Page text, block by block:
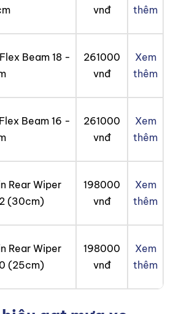
vnđ
thêm
Beam 18 -
261000
vnđ
Xem
thêm
Beam 16 -
261000
vnđ
Xem
thêm
Rear Wiper
(30cm)
198000
vnđ
Xem
thêm
Rear Wiper
(25cm)
198000
vnđ
Xem
thêm